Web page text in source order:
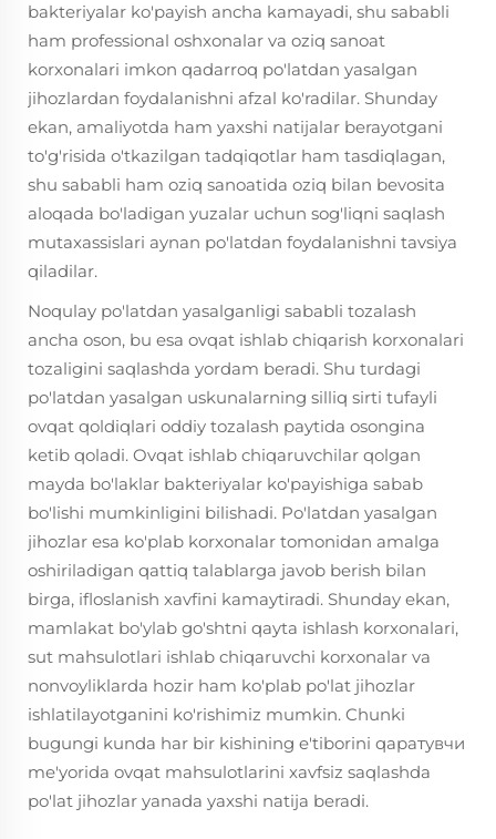
bakteriyalar ko'payish ancha kamayadi, shu sababli
ham professional oshxonalar va oziq sanoat
korxonalari imkon qadarroq po'latdan yasalgan
jihozlardan foydalanishni afzal ko'radilar. Shunday
ekan, amaliyotda ham yaxshi natijalar berayotgani
to'g'risida o'tkazilgan tadqiqotlar ham tasdiqlagan,
shu sababli ham oziq sanoatida oziq bilan bevosita
aloqada bo'ladigan yuzalar uchun sog'liqni saqlash
mutaxassislari aynan po'latdan foydalanishni tavsiya
qiladilar.
Noqulay po'latdan yasalganligi sababli tozalash
ancha oson, bu esa ovqat ishlab chiqarish korxonalari
tozaligini saqlashda yordam beradi. Shu turdagi
po'latdan yasalgan uskunalarning silliq sirti tufayli
ovqat qoldiqlari oddiy tozalash paytida osongina
ketib qoladi. Ovqat ishlab chiqaruvchilar qolgan
mayda bo'laklar bakteriyalar ko'payishiga sabab
bo'lishi mumkinligini bilishadi. Po'latdan yasalgan
jihozlar esa ko'plab korxonalar tomonidan amalga
oshiriladigan qattiq talablarga javob berish bilan
birga, ifloslanish xavfini kamaytiradi. Shunday ekan,
mamlakat bo'ylab go'shtni qayta ishlash korxonalari,
sut mahsulotlari ishlab chiqaruvchi korxonalar va
nonvoyliklarda hozir ham ko'plab po'lat jihozlar
ishlatilayotganini ko'rishimiz mumkin. Chunki
bugungi kunda har bir kishining e'tiborini qаратувчи
me'yorida ovqat mahsulotlarini xavfsiz saqlashda
po'lat jihozlar yanada yaxshi natija beradi.